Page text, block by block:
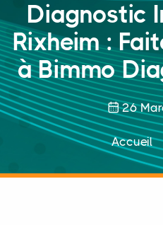
Diagnostic
Rixheim :
à Bimmo
26
Accueil